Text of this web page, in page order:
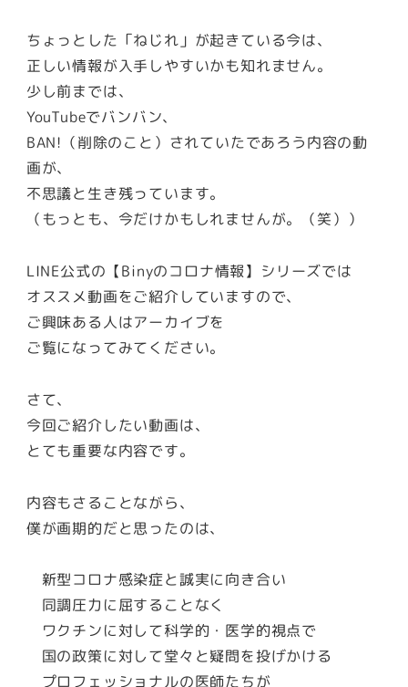
ちょっとした「ねじれ」が起きている今は、
正しい情報が入手しやすいかも知れません。
少し前までは、
YouTubeでバンバン、
BAN!（削除のこと）されていたであろう内容の動
画が、
不思議と生き残っています。
（もっとも、今だけかもしれませんが。（笑））
LINE公式の【Binyのコロナ情報】シリーズでは
オススメ動画をご紹介していますので、
ご興味ある人はアーカイブを
ご覧になってみてください。
さて、
今回ご紹介したい動画は、
とても重要な内容です。
内容もさることながら、
僕が画期的だと思ったのは、
新型コロナ感染症と誠実に向き合い
同調圧力に屈することなく
ワクチンに対して科学的・医学的視点で
国の政策に対して堂々と疑問を投げかける
プロフェッショナルの医師たちが